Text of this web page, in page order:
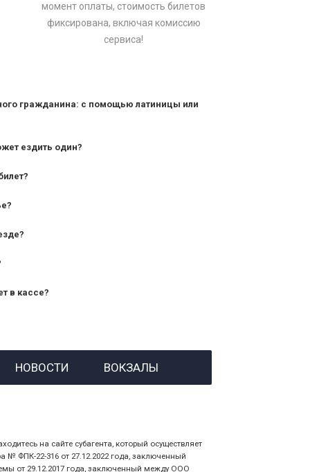
момент оплаты, стоимость билетов
фиксирована, включая комиссию
сервиса!
гражданина: с помощью латиницы или
ездить один?
— от 10 лет и старше;
в кассе?
номер заказа;
НОВОСТИ ВОКЗАЛЫ
на сайте субагента, который осуществляет
№ ФПК-22-316 от 27.12.2022 года, заключенный
от 29.12.2017 года, заключенный между ООО